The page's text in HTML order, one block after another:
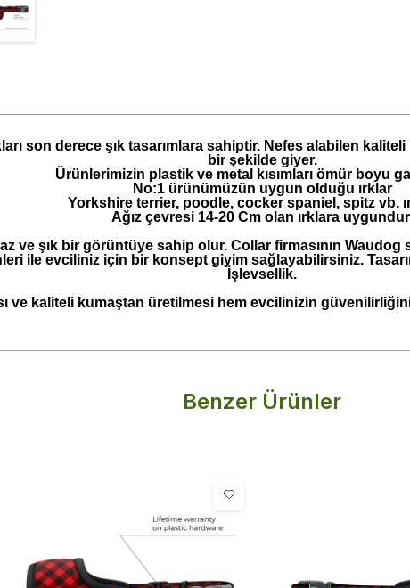
son derece şık tasarımlara sahiptir. Nefes alabilen
bir şekilde giyer.
Ürünlerimizin plastik ve metal kısımları ömür boyu
No:1 ürünümüzün uygun olduğu ırklar
Yorkshire terrier, poodle, cocker spaniel, spitz vb.
Ağız çevresi 14-20 Cm olan ırklara
ve şık bir görüntüye sahip olur. Collar firmasının Waudog
ile evciliniz için bir konsept giyim sağlayabilirsiniz.
İşlevsellik.
ve kaliteli kumaştan üretilmesi hem evcilinizin güvenilirliğini
Benzer Ürünler